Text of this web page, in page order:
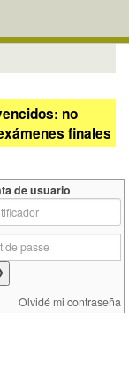
no
finales
de usuario
Olvidé mi contraseña